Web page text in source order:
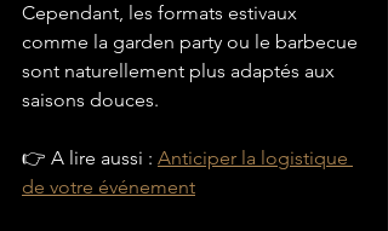
Cependant, les formats estivaux
comme la garden party ou le barbecue
sont naturellement plus adaptés aux
saisons douces.
👉 A lire aussi : Anticiper la logistique
de votre événement